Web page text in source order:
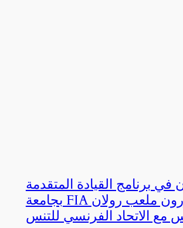
في برنامج القيادة المتقدمة
بجامعة FIA يزورون ملعب رولان
مع الاتحاد الفرنسي للتنس